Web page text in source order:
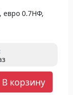
евро 0.7НФ,
В корзину